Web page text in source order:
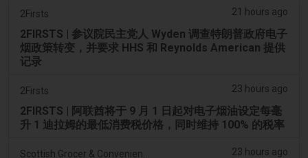
2Firsts 21 hours ago
2FIRSTS | 参议院民主党人 Wyden 调查特朗普政府电子
烟政策转变，并要求 HHS 和 Reynolds American 提供
记录
2Firsts 23 hours ago
2FIRSTS | 阿联酋将于 9 月 1 日起对电子烟油设定每毫
升 1 迪拉姆的最低消费税价格，同时维持 100% 的税率
23 hours ago